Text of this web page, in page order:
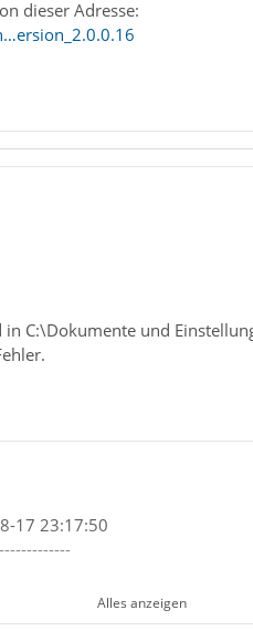
dieser Adresse:
C:\Dokumente und
17 23:17:50
Alles anzeigen